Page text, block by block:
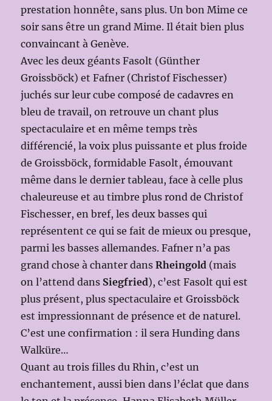
prestation honnête, sans plus. Un bon Mime ce
soir sans être un grand Mime. Il était bien plus
convaincant à Genève.
Avec les deux géants Fasolt (Günther
Groissböck) et Fafner (Christof Fischesser)
juchés sur leur cube composé de cadavres en
bleu de travail, on retrouve un chant plus
spectaculaire et en même temps très
différencié, la voix plus puissante et plus froide
de Groissböck, formidable Fasolt, émouvant
même dans le dernier tableau, face à celle plus
chaleureuse et au timbre plus rond de Christof
Fischesser, en bref, les deux basses qui
représentent ce qui se fait de mieux ou presque,
parmi les basses allemandes. Fafner n’a pas
grand chose à chanter dansRheingold (mais
on l’attend dans Siegfried), c’est Fasolt qui est
plus présent, plus spectaculaire et Groissböck
est impressionnant de présence et de naturel.
C’est une confirmation : il sera Hunding dans
Walküre…
Quant au trois filles du Rhin, c’est un
enchantement, aussi bien dans l’éclat que dans